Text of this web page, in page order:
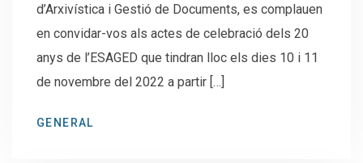
d’Arxivística i Gestió de Documents, es complauen
en convidar-vos als actes de celebració dels 20
anys de l’ESAGED que tindran lloc els dies 10 i 11
de novembre del 2022 a partir […]
GENERAL